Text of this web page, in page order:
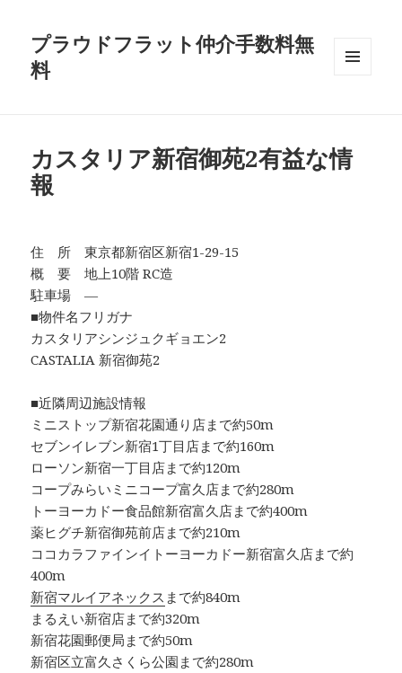
プラウドフラット仲介手数料無
料
カスタリア新宿御苑2有益な情
報
住 所 東京都新宿区新宿1-29-15
概 要 地上10階 RC造
駐車場 ―
■物件名フリガナ
カスタリアシンジュクギョエン2
CASTALIA 新宿御苑2
■近隣周辺施設情報
ミニストップ新宿花園通り店まで約50m
セブンイレブン新宿1丁目店まで約160m
ローソン新宿一丁目店まで約120m
コープみらいミニコープ富久店まで約280m
トーヨーカドー食品館新宿富久店まで約400m
薬ヒグチ新宿御苑前店まで約210m
ココカラファインイトーヨーカドー新宿富久店まで約
400m
新宿マルイアネックス まで約840m
まるえい新宿店まで約320m
新宿花園郵便局まで約50m
新宿区立富久さくら公園まで約280m